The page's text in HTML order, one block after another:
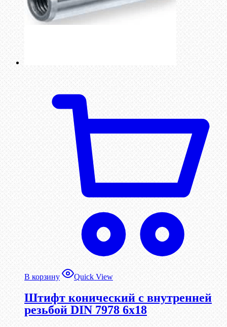
В корзину Quick View
Штифт конический с внутренней
резьбой DIN 7978 6х18